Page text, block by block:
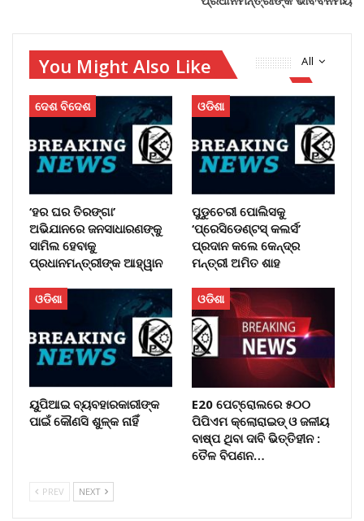
All
You Might Also Like
ଦେଶ ବିଦେଶ
‘ହର ଘର ତିରଙ୍ଗା’
ଅଭିଯାନରେ ଜନସାଧାରଣଙ୍କୁ
ସାମିଲ ହେବାକୁ
ପ୍ରଧାନମନ୍ତ୍ରୀଙ୍କ ଆହ୍ୱାନ
ଓଡିଶା
ପୁଡୁଚେରୀ ପୋଲିସକୁ
‘ପ୍ରେସିଡେଣ୍ଟସ୍ କଲର୍ସ’
ପ୍ରଦାନ କଲେ କେନ୍ଦ୍ର
ମନ୍ତ୍ରୀ ଅମିତ ଶାହ
ଓଡିଶା
ୟୁପିଆଇ ବ୍ୟବହାରକାରୀଙ୍କ
ପାଇଁ କୌଣସି ଶୁଳ୍କ ନାହିଁ
ଓଡିଶା
E20 ପେଟ୍ରୋଲରେ ୫୦୦
ପିପିଏମ କ୍ଲୋରାଇଡ୍ ଓ ଜଳୀୟ
ବାଷ୍ପ ଥିବା ଦାବି ଭିତ୍ତିହୀନ :
ତୈଳ ବିପଣନ…
PREV NEXT